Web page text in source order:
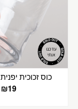
כוס זכוכית יפנית – 200
₪19